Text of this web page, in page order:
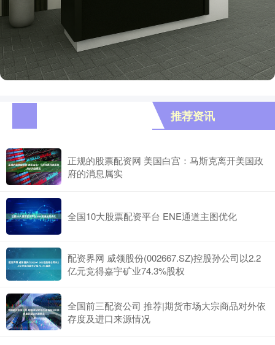
推荐资讯
正规的股票配资网 美国白宫：马斯克离开美国政
府的消息属实
全国10大股票配资平台 ENE通道主图优化
配资界网 威领股份(002667.SZ)控股孙公司以2.2
亿元竞得嘉宇矿业74.3%股权
全国前三配资公司 推荐|期货市场大宗商品对外依
存度及进口来源情况